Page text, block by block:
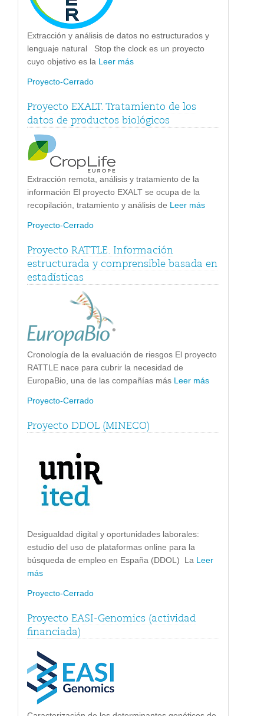
Extracción y análisis de datos no estructurados y
lenguaje natural Stop the clock es un proyecto
cuyo objetivo es la Leer más
Proyecto-Cerrado
Proyecto EXALT. Tratamiento de los
datos de productos biológicos
Extracción remota, análisis y tratamiento de la
información El proyecto EXALT se ocupa de la
recopilación, tratamiento y análisis de Leer más
Proyecto-Cerrado
Proyecto RATTLE. Información
estructurada y comprensible basada en
estadísticas
Cronología de la evaluación de riesgos El proyecto
RATTLE nace para cubrir la necesidad de
EuropaBio, una de las compañías más Leer más
Proyecto-Cerrado
Proyecto DDOL (MINECO)
Desigualdad digital y oportunidades laborales:
estudio del uso de plataformas online para la
búsqueda de empleo en España (DDOL) La Leer
más
Proyecto-Cerrado
Proyecto EASI-Genomics (actividad
financiada)